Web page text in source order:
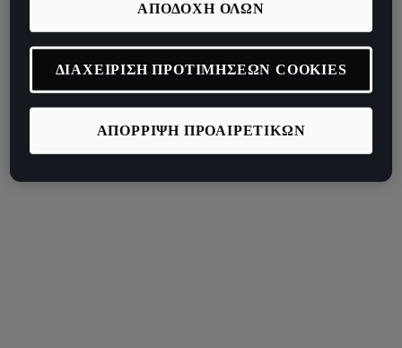
ΑΠΟΡΡΙΨΗ ΠΡΟΑΙΡΕΤΙΚΩΝ
ΑΠΟΔΟΧΗ ΟΛΩΝ
ΔΙΑΧΕΙΡΙΣΗ ΠΡΟΤΙΜΗΣΕΩΝ COOKIES